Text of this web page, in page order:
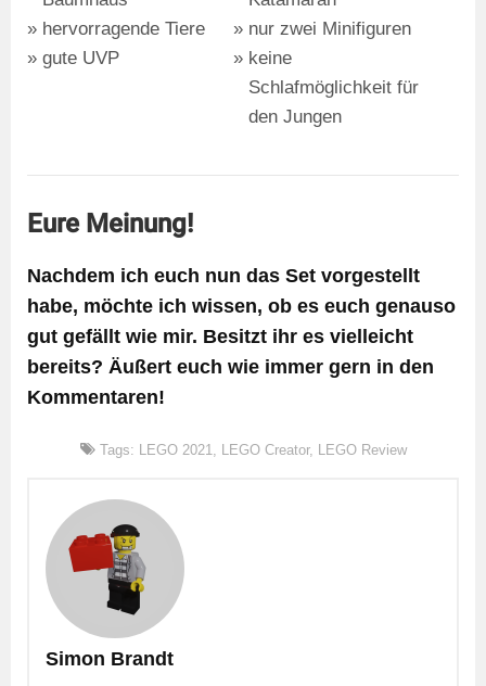
hervorragende Tiere
gute UVP
nur zwei Minifiguren
keine
Schlafmöglichkeit für
den Jungen
Eure Meinung!
Nachdem ich euch nun das Set vorgestellt
habe, möchte ich wissen, ob es euch genauso
gut gefällt wie mir. Besitzt ihr es vielleicht
bereits? Äußert euch wie immer gern in den
Kommentaren!
Tags: LEGO 2021, LEGO Creator, LEGO Review
Simon Brandt